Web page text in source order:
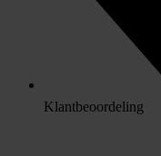
Klantbeoordeling